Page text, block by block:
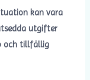
kan vara
utgifter
och tillfällig